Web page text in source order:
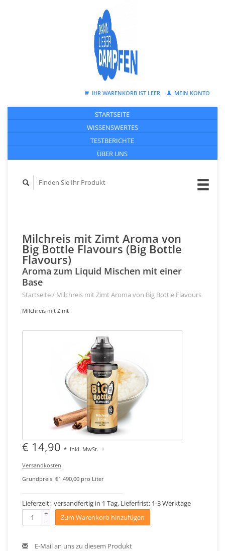
IHR WARENKORB IST LEER MEIN KONTO
STARTSEITE
WISSENSWERTES
TESTBERICHTE
ÜBER UNS
Milchreis mit Zimt Aroma von
Big Bottle Flavours (Big Bottle
Flavours)
Aroma zum Liquid Mischen mit einer
Base
Startseite/ Milchreis mit Zimt Aroma von Big Bottle Flavours
Milchreis mit Zimt
€ 14,90 * Inkl. MwSt. +
Versandkosten
Grundpreis: €1.490,00 pro Liter
Lieferzeit: versandfertig in 1 Tag, Lieferfrist: 1-3 Werktage
+
- Zum Warenkorb hinzufügen
E-Mail an uns zu diesem Produkt